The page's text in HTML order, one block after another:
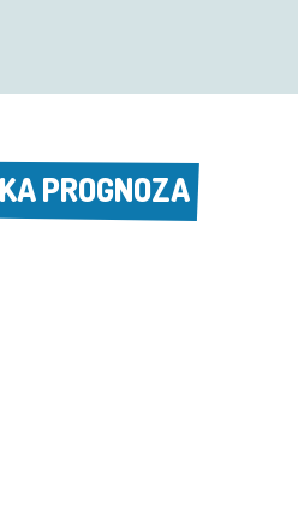
PROGNOZA
PROGNOZA